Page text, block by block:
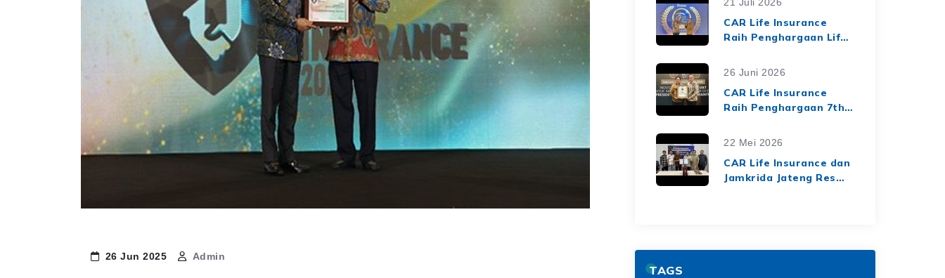
26 Jun 2025 Admin
"Harmoni Nusantara,
Sinergi Berkelanjutan"
CAR Life Insurance
Raih Penghargaan Life
Market Leaders 2026
26 Juni 2026
CAR Life Insurance
Raih Penghargaan 7th
Companies Awards
Keuangan yang Solid
dan Berkelanjutan
22 Mei 2026
CAR Life Insurance dan
Jamkrida Jateng Resmi
TAGS